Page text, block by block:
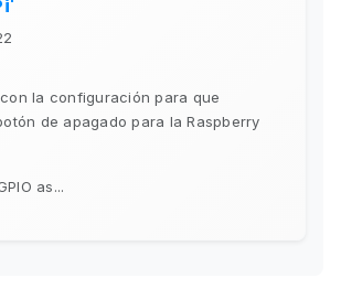
la configuración para que
de apagado para la Raspberry
as...